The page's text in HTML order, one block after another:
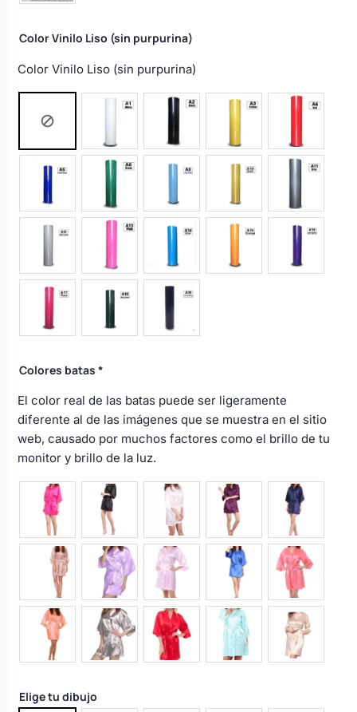
Color Vinilo Liso (sin purpurina)
Color Vinilo Liso (sin purpurina)
Colores batas *
El color real de las batas puede ser ligeramente
diferente al de las imágenes que se muestra en el sitio
web, causado por muchos factores como el brillo de tu
monitor y brillo de la luz.
Elige tu dibujo